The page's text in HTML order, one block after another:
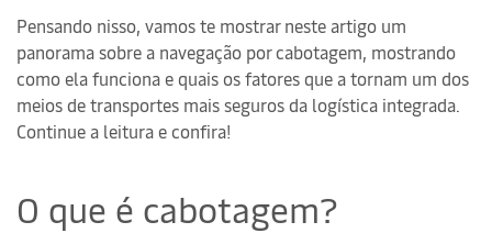
Pensando nisso, vamos te mostrar neste artigo um
panorama sobre a navegação por cabotagem, mostrando
como ela funciona e quais os fatores que a tornam um dos
meios de transportes mais seguros da logística integrada.
Continue a leitura e confira!
O que é cabotagem?